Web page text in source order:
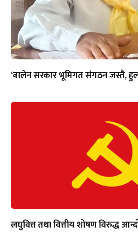
‘बालेन सरकार भूमिगत संगठन जस्तै,
लघुवित्त तथा वित्तीय शोषण विरुद्ध